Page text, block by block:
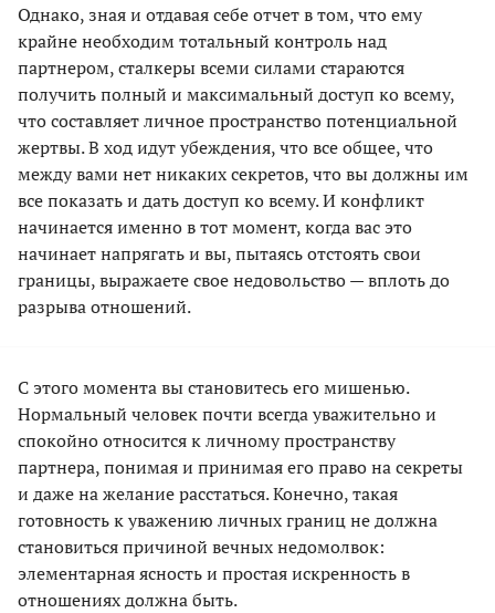
Однако, зная и отдавая себе отчет в том, что ему
крайне необходим тотальный контроль над
партнером, сталкеры всеми силами стараются
получить полный и максимальный доступ ко всему,
что составляет личное пространство потенциальной
жертвы. В ход идут убеждения, что все общее, что
между вами нет никаких секретов, что вы должны им
все показать и дать доступ ко всему. И конфликт
начинается именно в тот момент, когда вас это
начинает напрягать и вы, пытаясь отстоять свои
границы, выражаете свое недовольство — вплоть до
разрыва отношений.
С этого момента вы становитесь его мишенью.
Нормальный человек почти всегда уважительно и
спокойно относится к личному пространству
партнера, понимая и принимая его право на секреты
и даже на желание расстаться. Конечно, такая
готовность к уважению личных границ не должна
становиться причиной вечных недомолвок:
элементарная ясность и простая искренность в
отношениях должна быть.